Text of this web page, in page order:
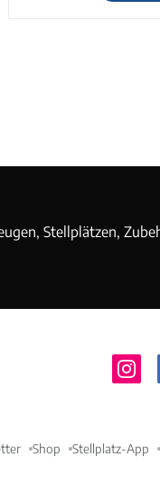
Stellplätzen,
Shop Stellplatz-App